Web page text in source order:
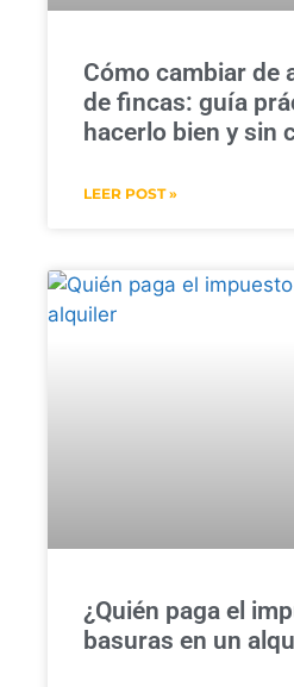
Cómo cambiar de
de fincas: guía
hacerlo bien y sin
LEER POST »
¿Quién paga el
basuras en un